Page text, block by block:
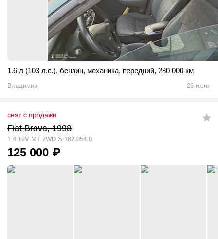
1.6 л (103 л.с.), бензин, механика, передний, 280 000 км
Владимир 26 июня
снят с продажи
Fiat Brava, 1998
1.4 12V MT 2WD S 182.054.0
125 000 ₽